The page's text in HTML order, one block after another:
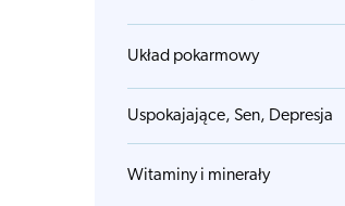
Układ pokarmowy
Uspokajające, Sen, Depresja
Witaminy i minerały